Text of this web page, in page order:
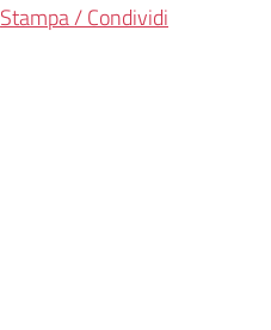
Stampa / Condividi